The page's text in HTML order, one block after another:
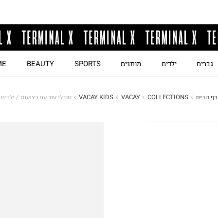
גברים ילדים מותגים SPORTS
BEAUTY
דף הבית COLLECTIONS
VACAY
VACAY KIDS סנדלי עור עם רצועות / ילדים